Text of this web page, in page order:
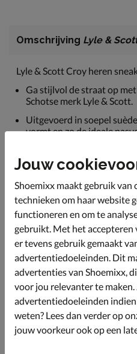
Omschrijving Lyle &
Lyle & Scott Croy heren
Ga stijlvol de straat op
Schotse merk Lyle & Scott.
Uitgevoerd in soepel
vormt en zo de ideale
vochtabsorberende
houdt. De dikke
optimaal comfort tijdens
Voorzien van een foam-
demping bij iedere stap.
uitneembaar wat de
steunzolen.
Afgewerkt met een
schoen is licht van
draaggevoel zorgt.
Specificaties
Jouw
Shoemixx maakt gebruik van
technieken om haar website
functioneren en om te
gebruikt. Met het
er tevens gebruik gemaakt
advertentiedoeleinden. Dit
advertenties van Shoemixx,
voor jou relevanter te
advertentiedoeleinden
weten? Lees dan verder op
jouw voorkeur ook op een